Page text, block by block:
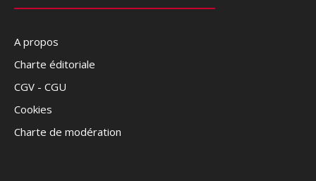
A propos
Charte éditoriale
CGV - CGU
Cookies
Charte de modération